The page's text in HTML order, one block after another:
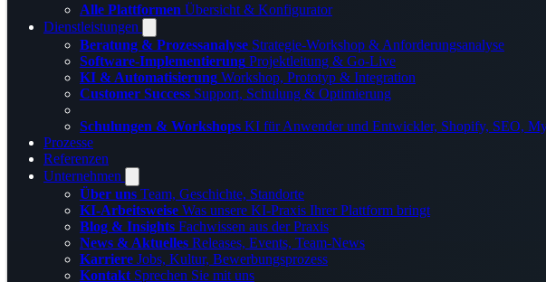
Alle Plattformen Übersicht & Konfigurator
Dienstleistungen
Beratung & Prozessanalyse Strategie-Workshop & Anforderungsanalyse
Software-Implementierung Projektleitung & Go-Live
KI & Automatisierung Workshop, Prototyp & Integration
Customer Success Support, Schulung & Optimierung
Schulungen & Workshops KI für Anwender und Entwickler, Shopify, SEO,
Prozesse
Referenzen
Unternehmen
Über uns Team, Geschichte, Standorte
KI-Arbeitsweise Was unsere KI-Praxis Ihrer Plattform bringt
Blog & Insights Fachwissen aus der Praxis
News & Aktuelles Releases, Events, Team-News
Karriere Jobs, Kultur, Bewerbungsprozess
Kontakt Sprechen Sie mit uns